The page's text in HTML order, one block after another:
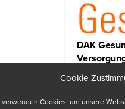
Cookie-
verwenden Cookies, um unsere
DAK